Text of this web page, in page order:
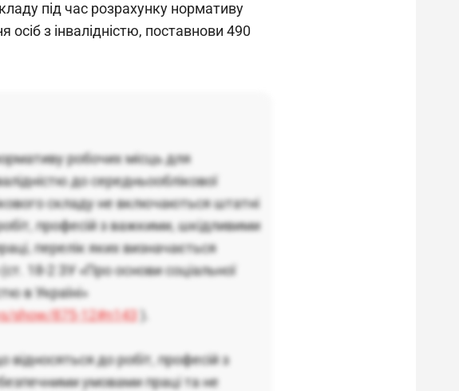
під час розрахунку нормативу
з інвалідністю, поставнови 490
робочих місць для
до середньооблікової
складу не включаються штатні
професій з важкими, шкідливими
перелік яких визначається
18-2 ЗУ «Про основи соціальної
в Україні»
show/875-12#n143 ).
до робіт, професій з
умовами праці та не